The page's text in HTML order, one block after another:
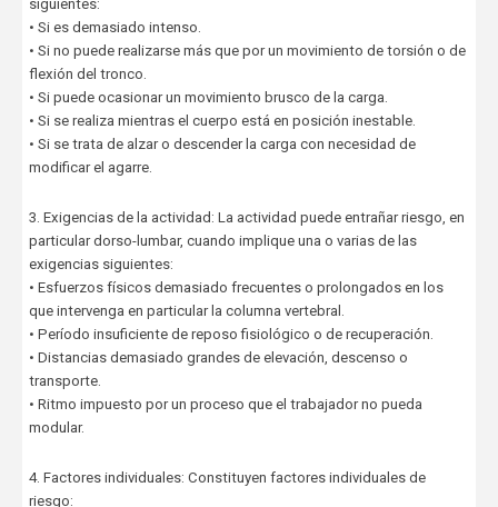
siguientes:
• Si es demasiado intenso.
• Si no puede realizarse más que por un movimiento de torsión o de
flexión del tronco.
• Si puede ocasionar un movimiento brusco de la carga.
• Si se realiza mientras el cuerpo está en posición inestable.
• Si se trata de alzar o descender la carga con necesidad de
modificar el agarre.
3. Exigencias de la actividad: La actividad puede entrañar riesgo, en
particular dorso-lumbar, cuando implique una o varias de las
exigencias siguientes:
• Esfuerzos físicos demasiado frecuentes o prolongados en los
que intervenga en particular la columna vertebral.
• Período insuficiente de reposo fisiológico o de recuperación.
• Distancias demasiado grandes de elevación, descenso o
transporte.
• Ritmo impuesto por un proceso que el trabajador no pueda
modular.
4. Factores individuales: Constituyen factores individuales de
riesgo: